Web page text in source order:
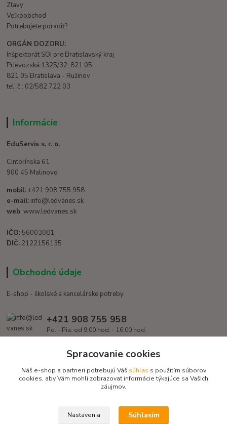
Zľavy
Veľkoobchod
Potrebujete poradiť?
ORGÁN DOZORU:
Inšpektorát SOI pre Bratislavský kraj
Prievozská 1325/32, 821 05
821 05 Bratislava - Ružinov
tel. č.: 02/582 722 03
Informácie
EduServis s. r. o.
Cintorínska 61
900 45 Malinovo
mobil: +421 908 755 958
e-mail: info@ledvanes.sk
web: www.ledvanes.sk
IČO: 56003081
DIČ: 2122156135
Obchodné údaje
E-shop - školské a kancelárske potreby
+421 908 755 958
Po. - Pia. od 9:00 hod. - 16:00 hod.
info@ledvanes.sk
Copyright © 2016 EduServis s. r. o. - Všetky práva vyhradené / Design
Spracovanie cookies
Náš e-shop a partneri potrebujú Váš súhlas s použitím súborov
cookies, aby Vám mohli zobrazovať informácie týkajúce sa Vašich
záujmov.
Nastavenia Súhlasím